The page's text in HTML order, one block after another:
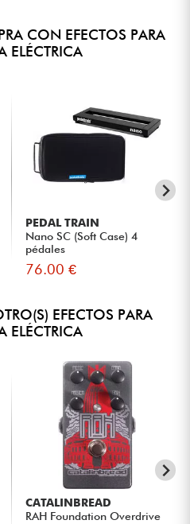
CON EFECTOS PARA
ELÉCTRICA
PEDAL TRAIN
Nano SC (Soft Case) 4
pédales
76.00 €
EFECTOS PARA
ELÉCTRICA
CATALINBREAD
RAH Foundation Overdrive